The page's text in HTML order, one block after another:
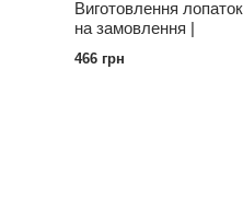
Виготовлення
на замовлення |
466 грн